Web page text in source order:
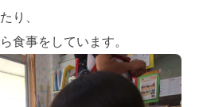
り、
食事をしています。